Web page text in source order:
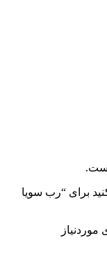
برای “رب سویا